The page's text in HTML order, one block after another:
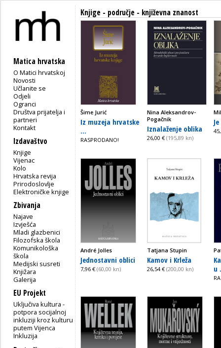
Matica hrvatska
O Matici hrvatskoj
Novosti
Učlanite se
Odjeli
Ogranci
Društva prijatelja i
partneri
Kontakt
Izdavaštvo
Knjige
Vijenac
Kolo
Hrvatska revija
Prirodoslovlje
Elektroničke knjige
Zbivanja
Najave
Izvješća
Mladi glazbenici
Filozofska škola
Komunikološka
škola
Medijski susreti
Knjižara
Galerija
EU Projekt
Uključiva kultura -
potpora socijalnoj
inkluziji kroz kulturu
putem Vijenca
Inkluzija
Knjige - područje - književna znanost
Šime Jurić
Iz muzeja hrvatske
...
RASPRODANO!
Nina Aleksandrov-
Pogačnik
Iznalaženje oblika
26,00 € (195,89 kn)
André Jolles
Jednostavni oblici
7,96 € (60,00 kn)
Tatjana Stupin
Kamov i Krleža
26,54 € (200,00 kn)
u